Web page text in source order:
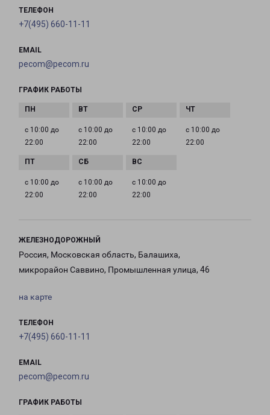
ТЕЛЕФОН
+7(495) 660-11-11
EMAIL
pecom@pecom.ru
ГРАФИК РАБОТЫ
с 10:00 до
22:00
с 10:00 до
22:00
с 10:00 до
22:00
с 10:00 до
22:00
с 10:00 до
22:00
с 10:00 до
22:00
с 10:00 до
22:00
ЖЕЛЕЗНОДОРОЖНЫЙ
Россия, Московская область, Балашиха,
микрорайон Саввино, Промышленная улица, 46
на карте
ТЕЛЕФОН
+7(495) 660-11-11
EMAIL
pecom@pecom.ru
ГРАФИК РАБОТЫ